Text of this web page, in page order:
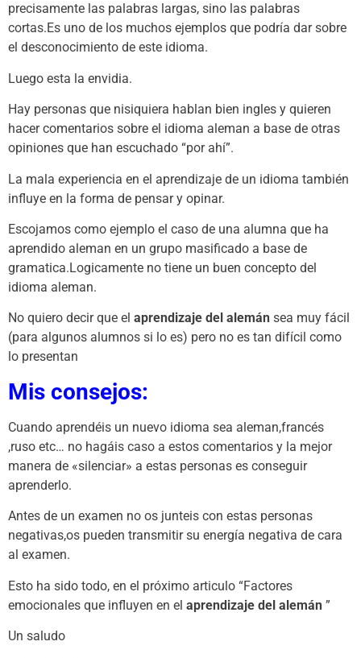
precisamente las palabras largas, sino las palabras
cortas.Es uno de los muchos ejemplos que podría dar sobre
el desconocimiento de este idioma.
Luego esta la envidia.
Hay personas que nisiquiera hablan bien ingles y quieren
hacer comentarios sobre el idioma aleman a base de otras
opiniones que han escuchado “por ahí”.
La mala experiencia en el aprendizaje de un idioma también
influye en la forma de pensar y opinar.
Escojamos como ejemplo el caso de una alumna que ha
aprendido aleman en un grupo masificado a base de
gramatica.Logicamente no tiene un buen concepto del
idioma aleman.
No quiero decir que el aprendizaje del alemán sea muy fácil
(para algunos alumnos si lo es) pero no es tan difícil como
lo presentan
Mis consejos:
Cuando aprendéis un nuevo idioma sea aleman,francés
,ruso etc… no hagáis caso a estos comentarios y la mejor
manera de «silenciar» a estas personas es conseguir
aprenderlo.
Antes de un examen no os junteis con estas personas
negativas,os pueden transmitir su energía negativa de cara
al examen.
Esto ha sido todo, en el próximo articulo “Factores
emocionales que influyen en el aprendizaje del alemán ”
Un saludo